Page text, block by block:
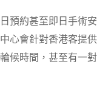
預約甚至即日手術安
心會針對香港客提供
候時間，甚至有一對